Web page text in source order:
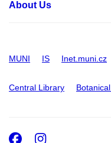
About Us
MUNI IS Inet.muni.cz
Central Library
Facebook